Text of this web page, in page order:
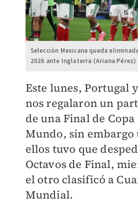
Selección Mexicana queda
2026 ante Inglaterra (Ariana Pérez)
Este lunes, Portugal
nos regalaron un
de una Final de
Mundo, sin embargo
ellos tuvo que
Octavos de Final,
el otro clasificó a
Mundial.